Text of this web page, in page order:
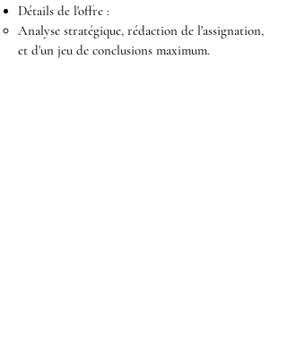
Détails de l'offre :
Analyse stratégique, rédaction de l'assignation,
et d'un jeu de conclusions maximum.